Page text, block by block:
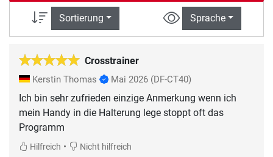
Sortierung Sprache
Crosstrainer
Kerstin Thomas Mai 2026 (DF-CT40)
Ich bin sehr zufrieden einzige Anmerkung wenn ich
mein Handy in die Halterung lege stoppt oft das
Programm
Hilfreich • Nicht hilfreich